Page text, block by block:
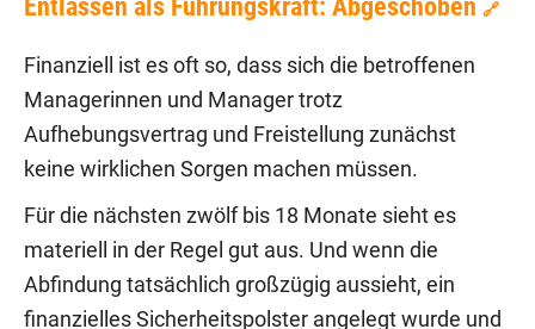
Entlassen als Führungskraft: Abgeschoben 🔗
Finanziell ist es oft so, dass sich die betroffenen
Managerinnen und Manager trotz
Aufhebungsvertrag und Freistellung zunächst
keine wirklichen Sorgen machen müssen.
Für die nächsten zwölf bis 18 Monate sieht es
materiell in der Regel gut aus. Und wenn die
Abfindung tatsächlich großzügig aussieht, ein
finanzielles Sicherheitspolster angelegt wurde und